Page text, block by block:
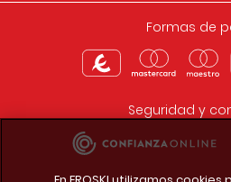
Formas de
Seguridad y